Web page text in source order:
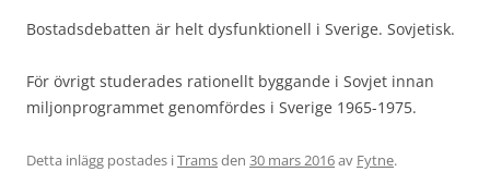
Bostadsdebatten är helt dysfunktionell i Sverige. Sovjetisk.
För övrigt studerades rationellt byggande i Sovjet innan
miljonprogrammet genomfördes i Sverige 1965-1975.
Detta inlägg postades iTramsden 30 mars 2016av Fytne.